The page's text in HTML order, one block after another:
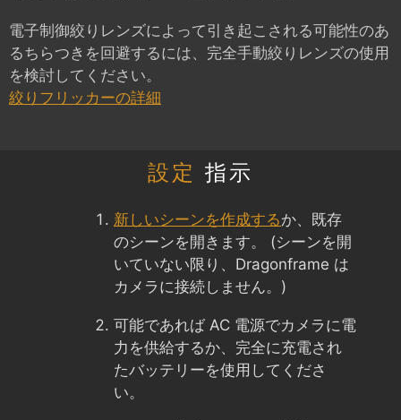
電子制御絞りレンズによって引き起こされる可能性のあ
るちらつきを回避するには、完全手動絞りレンズの使用
を検討してください。
絞りフリッカーの詳細
設定 指示
新しいシーンを作成するか、既存
のシーンを開きます。 (シーンを開
いていない限り、Dragonframe は
カメラに接続しません。)
可能であれば AC 電源でカメラに電
力を供給するか、完全に充電され
たバッテリーを使用してくださ
い。